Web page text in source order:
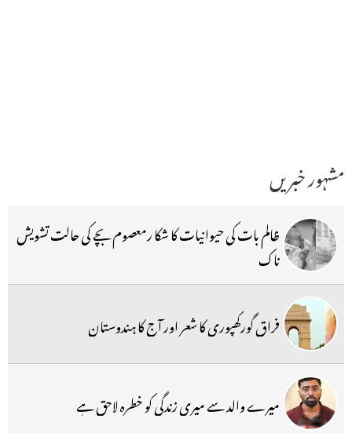
مشہور خبریں
ظالم بات کی حیوانیات کا شکا رمعصوم بچے کی حالت تشویش
ناک
فراق گورکھپوری کا شعر اور آج کا ہندوستان
میرے والد سے میری زندگی کو خطرہ لاحق ہے